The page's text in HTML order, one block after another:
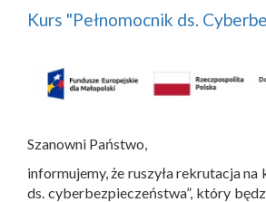
Kurs "Pełnomocnik ds.
Szanowni Państwo,
informujemy, że ruszyła rekrutacja na
ds. cyberbezpieczeństwa”, który